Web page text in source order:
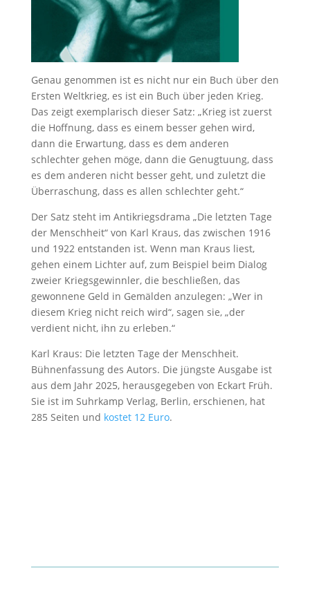
Genau genommen ist es nicht nur ein Buch über den
Ersten Weltkrieg, es ist ein Buch über jeden Krieg.
Das zeigt exemplarisch dieser Satz: „Krieg ist zuerst
die Hoffnung, dass es einem besser gehen wird,
dann die Erwartung, dass es dem anderen
schlechter gehen möge, dann die Genugtuung, dass
es dem anderen nicht besser geht, und zuletzt die
Überraschung, dass es allen schlechter geht.“
Der Satz steht im Antikriegsdrama „Die letzten Tage
der Menschheit“ von Karl Kraus, das zwischen 1916
und 1922 entstanden ist. Wenn man Kraus liest,
gehen einem Lichter auf, zum Beispiel beim Dialog
zweier Kriegsgewinnler, die beschließen, das
gewonnene Geld in Gemälden anzulegen: „Wer in
diesem Krieg nicht reich wird“, sagen sie, „der
verdient nicht, ihn zu erleben.“
Karl Kraus: Die letzten Tage der Menschheit.
Bühnenfassung des Autors. Die jüngste Ausgabe ist
aus dem Jahr 2025, herausgegeben von Eckart Früh.
Sie ist im Suhrkamp Verlag, Berlin, erschienen, hat
285 Seiten und kostet 12 Euro.